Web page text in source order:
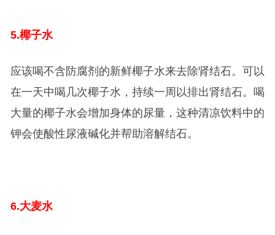
5.椰子水
应该喝不含防腐剂的新鲜椰子水来去除肾结石。可以
在一天中喝几次椰子水，持续一周以排出肾结石。喝
大量的椰子水会增加身体的尿量，这种清凉饮料中的
钾会使酸性尿液碱化并帮助溶解结石。
6.大麦水